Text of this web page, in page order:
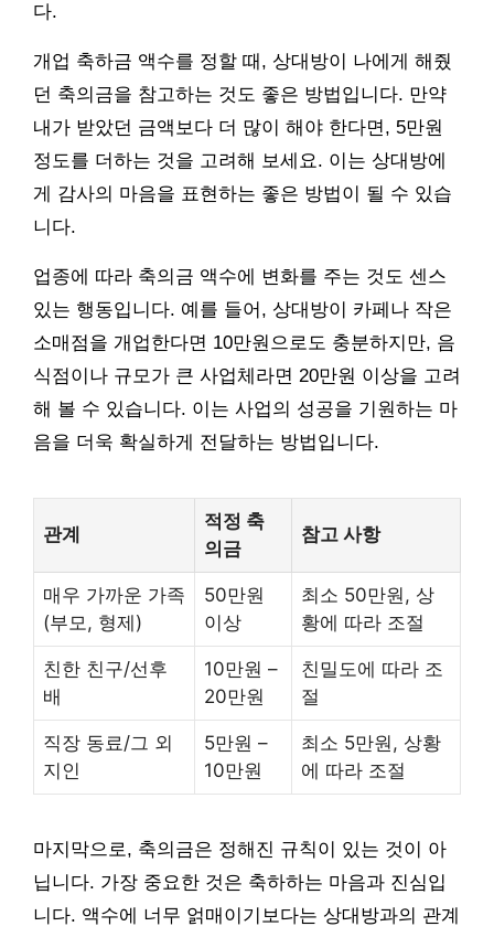
다.
개업 축하금 액수를 정할 때, 상대방이 나에게 해줬
던 축의금을 참고하는 것도 좋은 방법입니다. 만약
내가 받았던 금액보다 더 많이 해야 한다면, 5만원
정도를 더하는 것을 고려해 보세요. 이는 상대방에
게 감사의 마음을 표현하는 좋은 방법이 될 수 있습
니다.
업종에 따라 축의금 액수에 변화를 주는 것도 센스
있는 행동입니다. 예를 들어, 상대방이 카페나 작은
소매점을 개업한다면 10만원으로도 충분하지만, 음
식점이나 규모가 큰 사업체라면 20만원 이상을 고려
해 볼 수 있습니다. 이는 사업의 성공을 기원하는 마
음을 더욱 확실하게 전달하는 방법입니다.
관계
적정 축
의금
참고 사항
매우 가까운 가족
(부모, 형제)
50만원
이상
최소 50만원, 상
황에 따라 조절
친한 친구/선후
배
10만원 –
20만원
친밀도에 따라 조
절
직장 동료/그 외
지인
5만원 –
10만원
최소 5만원, 상황
에 따라 조절
마지막으로, 축의금은 정해진 규칙이 있는 것이 아
닙니다. 가장 중요한 것은 축하하는 마음과 진심입
니다. 액수에 너무 얽매이기보다는 상대방과의 관계